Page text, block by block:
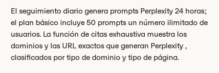
El seguimiento diario genera prompts Perplexity 24 horas;
el plan básico incluye 50 prompts un número ilimitado de
usuarios. La función de citas exhaustiva muestra los
dominios y las URL exactos que generan Perplexity ,
clasificados por tipo de dominio y tipo de página.